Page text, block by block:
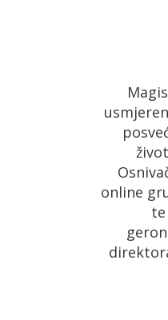
online